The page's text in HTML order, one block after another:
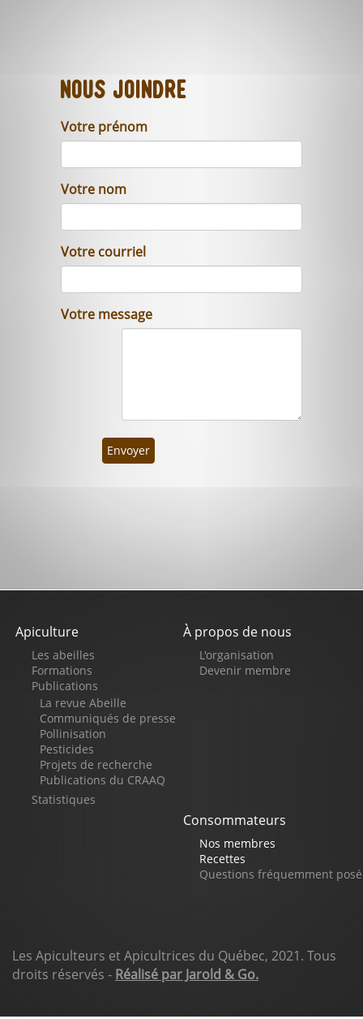
Nous joindre
Votre prénom
Votre nom
Votre courriel
Votre message
Envoyer
Pied
de
page
À propos de nous
L'organisation
Devenir membre
Apiculture
Les abeilles
Formations
Publications
La revue Abeille
Communiqués de presse
Pollinisation
Pesticides
Projets de recherche
Publications du CRAAQ
Statistiques
Consommateurs
Nos membres
Recettes
Questions fréquemment
Les Apiculteurs et Apicultrices du Québec, 2021. Tous
droits réservés - Réalisé par Jarold & Go.